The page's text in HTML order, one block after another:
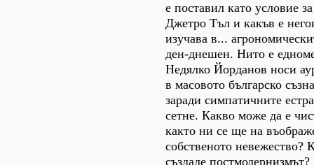
е поставил като условие
Джетро Тъл и какъв е
изучава в...
ден-днешен. Нито е
Недялко Йорданов носи
в масовото българско
заради симпатичните
сетне. Какво може да е
както ни се ще на
собственото невежество?
създаде